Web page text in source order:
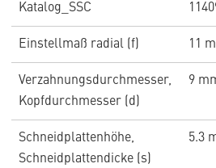
Katalog_SSC
Einstellmaß radial (f) 11
Verzahnungsdurchmesser,
Kopfdurchmesser (d)
9
Schneidplattenhöhe,
Schneidplattendicke (s)
5.3